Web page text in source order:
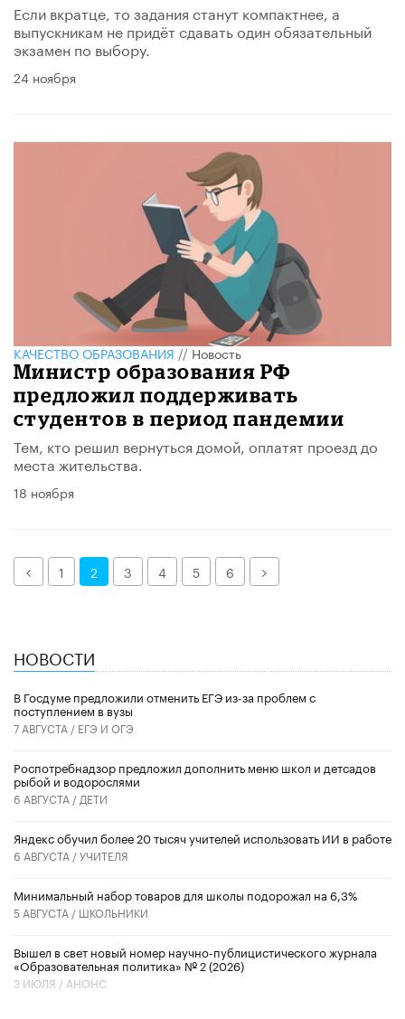
Если вкратце, то задания станут компактнее, а
выпускникам не придёт сдавать один обязательный
экзамен по выбору.
24 ноября
КАЧЕСТВО ОБРАЗОВАНИЯ//Новость
Министр образования РФ
предложил поддерживать
студентов в период пандемии
Тем, кто решил вернуться домой, оплатят проезд до
места жительства.
18 ноября
Назад1 2 3 4 5 6 Далее
НОВОСТИ
В Госдуме предложили отменить ЕГЭ из-за проблем с
поступлением в вузы
7 АВГУСТА / ЕГЭ И ОГЭ
Роспотребнадзор предложил дополнить меню школ и детсадов
рыбой и водорослями
6 АВГУСТА / ДЕТИ
​Яндекс обучил более 20 тысяч учителей использовать ИИ в работе
6 АВГУСТА /УЧИТЕЛЯ
Минимальный набор товаров для школы подорожал на 6,3%
5 АВГУСТА / ШКОЛЬНИКИ
Вышел в свет новый номер научно-публицистического журнала
«Образовательная политика» № 2 (2026)
3 ИЮЛЯ / АНОНС